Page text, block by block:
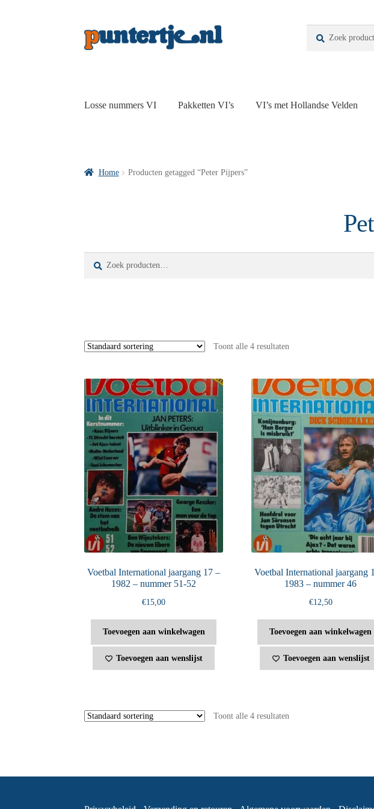
Zoeken
Losse nummers VI Pakketten VI’s VI’s met Hollandse Velden
Home Producten getagged “Peter Pijpers”
Toont alle 4 resultaten
Voetbal International jaargang 17 –
1982 – nummer 51-52
€15,00
Toevoegen aan winkelwagen
Toevoegen aan wenslijst
Voetbal International jaargang
1983 – nummer 46
€12,50
Toevoegen aan winkelwagen
Toevoegen aan wenslijst
Toont alle 4 resultaten